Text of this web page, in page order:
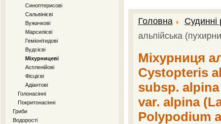
Синоптерисові
Сальвінієві
Вужачкові
Марсилієві
Геміонітидові
Вудсієві
Міхурницеві
Аспленійові
Фісцієві
Адіантові
Голонасінні
Покритонасінні
Гриби
Водорості
Головна
Судинні
альпійська
Міхурниця
Cystopteris
subsp.
var. alpina
Polypodium